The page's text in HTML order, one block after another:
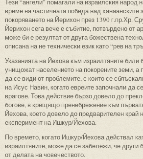
Тези “ангели” помагали на израилския народ
време на частичната победа над ханаанските
покоряването на Йерихон през 1390 г.пр.Хр.
Йерихон сега вече е събитие, потвърдено от
може би е резултат от друга божествена
описана на не технически език като “рев на
Указанията на Йехова към израилтяните били
унищожат населението на покорените земи, а
да се види от проблемите, с които се
на Исус Навин, когато евреите започнали да
врагове. Това действие бързо довело до
богове, в крещящо пренебрежение към
Йехова, което довело до предварителен край
експеримент на Ишкур/Йехова.
По времето, когато Ишкур/Йехова действал
израилтяните, може да се забележи, че други
от делата на човечеството.